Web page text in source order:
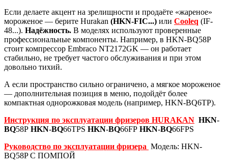
Если делаете акцент на зрелищности и продаёте «жареное»
мороженое — берите Hurakan (HKN-FIC...) или Cooleq (IF-
48...). Надёжность. В моделях используют проверенные
профессиональные компоненты. Например, в HKN-BQ58P
стоит компрессор Embraco NT2172GK — он работает
стабильно, не требует частого обслуживания и при этом
довольно тихий.
А если пространство сильно ограничено, а мягкое мороженое
— дополнительная позиция в меню, подойдёт более
компактная однорожковая модель (например, HKN-BQ6TP).
Инструкция по эксплуатации фризеров HURAKAN HKN-
BQ58P HKN-BQ66TPS HKN-BQ66FP HKN-BQ66FPS
Руководство по эксплуатации фризера Модель: HKN-
BQ58P С ПОМПОЙ